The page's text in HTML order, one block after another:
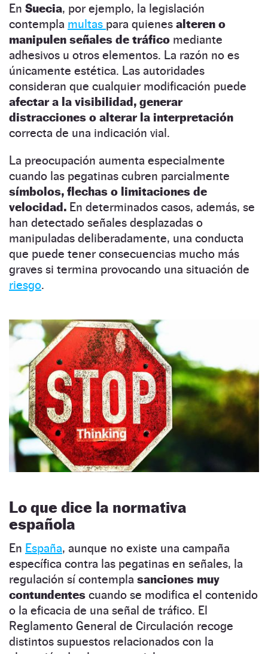
En Suecia, por ejemplo, la legislación
contempla multas para quienes alteren o
manipulen señales de tráfico mediante
adhesivos u otros elementos. La razón no es
únicamente estética. Las autoridades
consideran que cualquier modificación puede
afectar a la visibilidad, generar
distracciones o alterar la interpretación
correcta de una indicación vial.
La preocupación aumenta especialmente
cuando las pegatinas cubren parcialmente
símbolos, flechas o limitaciones de
velocidad. En determinados casos, además, se
han detectado señales desplazadas o
manipuladas deliberadamente, una conducta
que puede tener consecuencias mucho más
graves si termina provocando una situación de
riesgo.
Lo que dice la normativa
española
En España, aunque no existe una campaña
específica contra las pegatinas en señales, la
regulación sí contempla sanciones muy
contundentes cuando se modifica el contenido
o la eficacia de una señal de tráfico. El
Reglamento General de Circulación recoge
distintos supuestos relacionados con la